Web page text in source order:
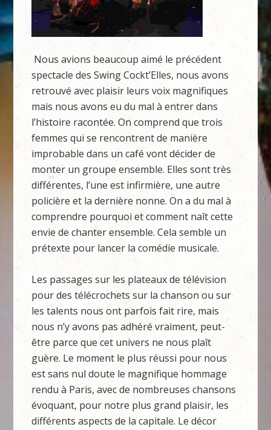
Nous avions beaucoup aimé le précédent
spectacle des Swing Cockt’Elles, nous avons
retrouvé avec plaisir leurs voix magnifiques
mais nous avons eu du mal à entrer dans
l’histoire racontée. On comprend que trois
femmes qui se rencontrent de manière
improbable dans un café vont décider de
monter un groupe ensemble. Elles sont très
différentes, l’une est infirmière, une autre
policière et la dernière nonne. On a du mal à
comprendre pourquoi et comment naît cette
envie de chanter ensemble. Cela semble un
prétexte pour lancer la comédie musicale.
Les passages sur les plateaux de télévision
pour des télécrochets sur la chanson ou sur
les talents nous ont parfois fait rire, mais
nous n’y avons pas adhéré vraiment, peut-
être parce que cet univers ne nous plaît
guère. Le moment le plus réussi pour nous
est sans nul doute le magnifique hommage
rendu à Paris, avec de nombreuses chansons
évoquant, pour notre plus grand plaisir, les
différents aspects de la capitale. Le décor